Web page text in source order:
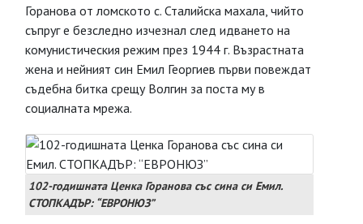
Горанова от ломското с. Сталийска махала, чийто
съпруг е безследно изчезнал след идването на
комунистическия режим през 1944 г. Възрастната
жена и нейният син Емил Георгиев първи повеждат
съдебна битка срещу Волгин за поста му в
социалната мрежа.
102-годишната Ценка Горанова със сина си Емил.
СТОПКАДЪР: “ЕВРОНЮЗ”